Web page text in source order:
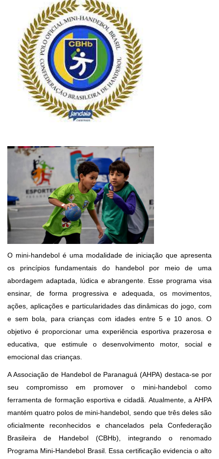
O mini-handebol é uma modalidade de iniciação que apresenta
os princípios fundamentais do handebol por meio de uma
abordagem adaptada, lúdica e abrangente. Esse programa visa
ensinar, de forma progressiva e adequada, os movimentos,
ações, aplicações e particularidades das dinâmicas do jogo, com
e sem bola, para crianças com idades entre 5 e 10 anos. O
objetivo é proporcionar uma experiência esportiva prazerosa e
educativa, que estimule o desenvolvimento motor, social e
emocional das crianças.
A Associação de Handebol de Paranaguá (AHPA) destaca-se por
seu compromisso em promover o mini-handebol como
ferramenta de formação esportiva e cidadã. Atualmente, a AHPA
mantém quatro polos de mini-handebol, sendo que três deles são
oficialmente reconhecidos e chancelados pela Confederação
Brasileira de Handebol (CBHb), integrando o renomado
Programa Mini-Handebol Brasil. Essa certificação evidencia o alto